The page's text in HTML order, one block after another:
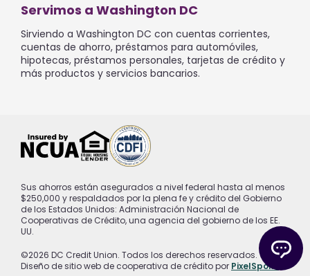
Servimos a Washington DC
Sirviendo a Washington DC con cuentas corrientes,
cuentas de ahorro, préstamos para automóviles,
hipotecas, préstamos personales, tarjetas de crédito y
más productos y servicios bancarios.
Sus ahorros están asegurados a nivel federal hasta al menos
$250,000 y respaldados por la plena fe y crédito del Gobierno
de los Estados Unidos: Administración Nacional de
Cooperativas de Crédito, una agencia del gobierno de los EE.
UU.
©2026 DC Credit Union. Todos los derechos reservados.
Diseño de sitio web de cooperativa de crédito por PixelSpoke